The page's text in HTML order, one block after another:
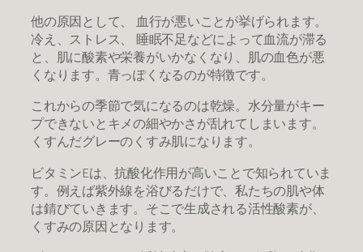
他の原因として、 血行が悪いことが挙げられます。
冷え、ストレス、 睡眠不足などによって血流が滞る
と、肌に酸素や栄養がいかなくなり、肌の血色が悪
くなります。青っぽくなるのが特徴です。
これからの季節で気になるのは乾燥。水分量がキー
プできないとキメの細やかさが乱れてしまいます。
くすんだグレーのくすみ肌になります。
ビタミンEは、抗酸化作用が高いことで知られていま
す。例えば紫外線を浴びるだけで、私たちの肌や体
は錆びていきます。そこで生成される活性酸素が、
くすみの原因となります。